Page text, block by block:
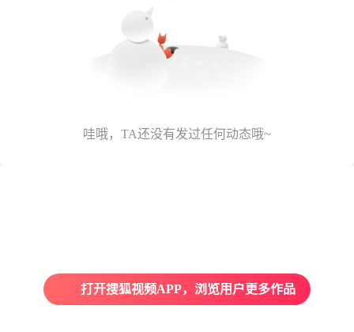
哇哦，TA还没有发过任何动态哦~
打开搜狐视频APP，浏览用户更多作品